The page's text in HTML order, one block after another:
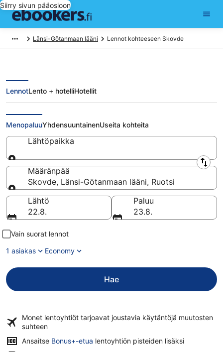
Siirry sivun pääosioon
Länsi-Götanmaan lääni Lennot kohteeseen Skovde
Halvat lennot Skovde
LennotLento + hotelliHotellit
MenopaluuYhdensuuntainenUseita kohteita
Lähtöpaikka
Lähtöpaikka
Määränpää
Skovde, Länsi-Götanmaan lääni, Ruotsi
Määränpää
Lähtö
22.8.
Paluu
23.8.
Vain suorat lennot
1 asiakas
Economy
Hae
Monet lentoyhtiöt tarjoavat joustavia käytäntöjä muutosten
suhteen
Ansaitse Bonus+-etua lentoyhtiön pisteiden lisäksi